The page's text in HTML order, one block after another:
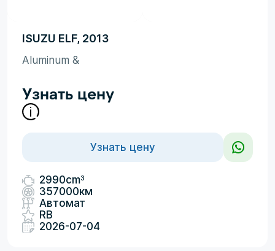
ISUZU ELF, 2013
Aluminum &
Узнать цену
Узнать цену
2990cm3
357000км
Автомат
RB
2026-07-04